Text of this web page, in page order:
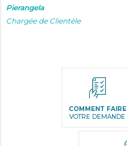
Pierangela
Chargée de Clientèle
COMMENT FAIRE
VOTRE DEMANDE